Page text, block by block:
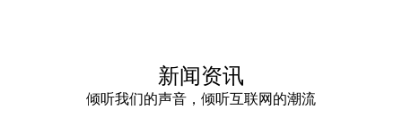
新闻资讯
倾听我们的声音，倾听互联网的潮流